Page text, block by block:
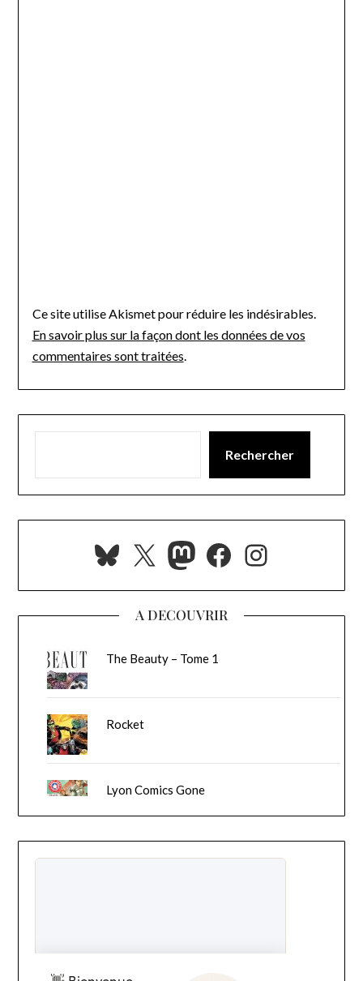
Ce site utilise Akismet pour réduire les indésirables.
En savoir plus sur la façon dont les données de vos
commentaires sont traitées
Rechercher
Bluesky
X Mastodon
Facebook
A DECOUVRIR
The Beauty – Tome 1
Rocket
Lyon Comics Gone